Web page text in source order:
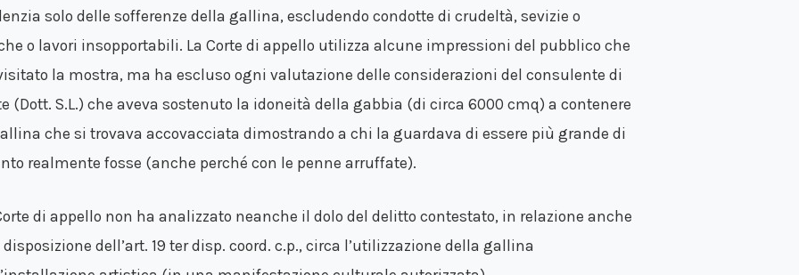
solo delle sofferenze della gallina, escludendo condotte di crudeltà, sevizie o
o lavori insopportabili. La Corte di appello utilizza alcune impressioni del pubblico che
la mostra, ma ha escluso ogni valutazione delle considerazioni del consulente di
(Dott. S.L.) che aveva sostenuto la idoneità della gabbia (di circa 6000 cmq) a contenere
che si trovava accovacciata dimostrando a chi la guardava di essere più grande di
realmente fosse (anche perché con le penne arruffate).
di appello non ha analizzato neanche il dolo del delitto contestato, in relazione anche
dell’art. 19 ter disp. coord. c.p., circa l’utilizzazione della gallina